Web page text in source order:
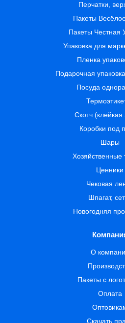
Перчатки,
Пакеты
Пакеты Честная
Упаковка для
Пленка
Подарочная
Посуда
Скотч (клейкая
Коробки под
Шары
Хозяйственные
Ценники
Чековая
Шпагат,
Новогодняя
О
Пакеты с
Оплата
Скачать